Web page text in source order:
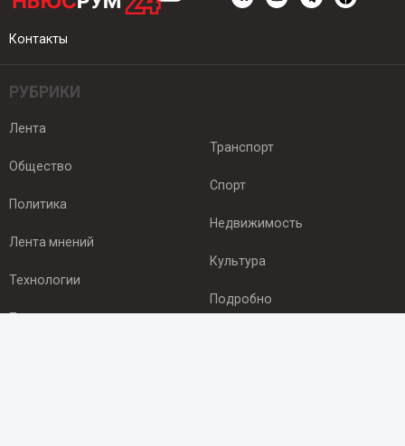
Контакты
РУБРИКИ
Лента
Общество
Политика
Лента мнений
Технологии
Происшествия
Транспорт
Спорт
Недвижимость
Культура
Подробно